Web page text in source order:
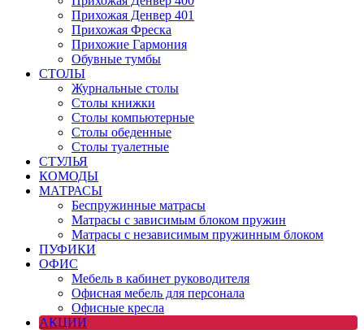
Прихожая Денвер 401
Прихожая Фреска
Прихожие Гармония
Обувные тумбы
СТОЛЫ
Журнальные столы
Столы книжки
Столы компьютерные
Столы обеденные
Столы туалетные
СТУЛЬЯ
КОМОДЫ
МАТРАСЫ
Беспружинные матрасы
Матрасы с зависимым блоком пружин
Матрасы с независимым пружинным блоком
ПУФИКИ
ОФИС
Мебель в кабинет руководителя
Офисная мебель для персонала
Офисные кресла
АКЦИИ